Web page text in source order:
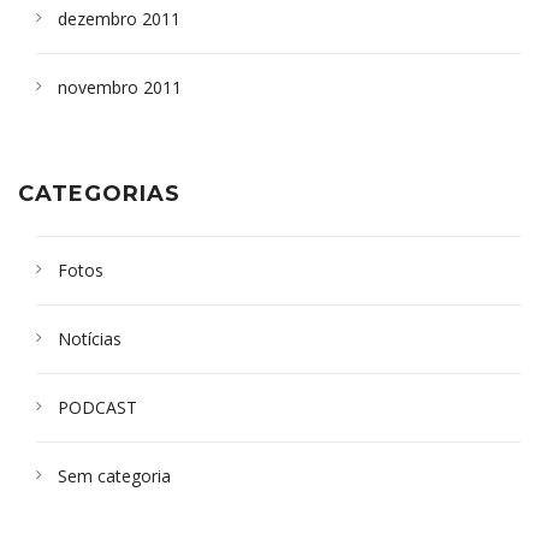
dezembro 2011
novembro 2011
CATEGORIAS
Fotos
Notícias
PODCAST
Sem categoria